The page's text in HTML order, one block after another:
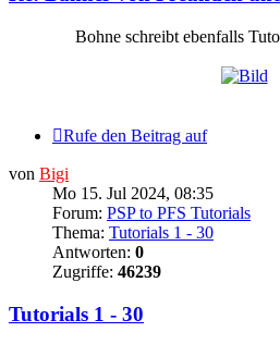
Bohne schreibt ebenfalls
Rufe den Beitrag auf
von Bigi
Mo 15. Jul 2024, 08:35
Forum: PSP to PFS Tutorials
Thema: Tutorials 1 - 30
Antworten: 0
Zugriffe: 46239
Tutorials 1 - 30